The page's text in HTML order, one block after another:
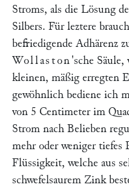
Stroms, als die Lösung
Silbers. Für leztere
befriedigende Adhärenz
Wollaston 'sche Säule,
kleinen, mäßig erregten
gewöhnlich bediene ich
von 5 Centimeter im
Strom nach Belieben
mehr oder weniger tiefes
Flüssigkeit, welche aus
schwefelsaurem Zink